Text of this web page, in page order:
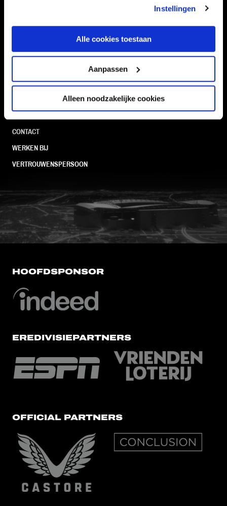
Instellingen
Alle cookies toestaan
Aanpassen
Alleen noodzakelijke cookies
STADION
KAARTVERKOOP
BUSINESS
Informatie
CONTACT
WERKEN BIJ
VERTROUWENSPERSOON
FC Utrecht<br>vanuit<br>het
HOOFDSPONSOR
EREDIVISIEPARTNERS
OFFICIAL PARTNERS